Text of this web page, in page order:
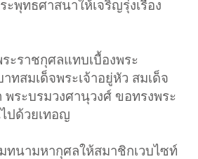
พุทธศาสนาให้เจริญรุ่งเรือง
ะราชกุศลแทบเบื้องพระ
ทสมเด็จพระเจ้าอยู่หัว สมเด็จ
ระบรมวงศานุวงศ์ ขอทรงพระ
ปด้วยเทอญ
ทนามหากุศลให้สมาชิกเวบไซท์